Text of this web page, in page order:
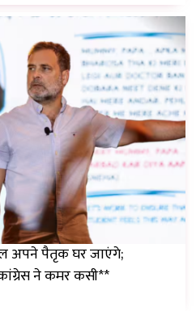
अपने पैतृक घर जाएंगे;
ने कमर कसी**